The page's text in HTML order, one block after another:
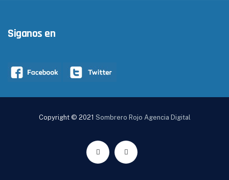
Siganos en
Copyright © 2021 Sombrero Rojo Agencia Digital